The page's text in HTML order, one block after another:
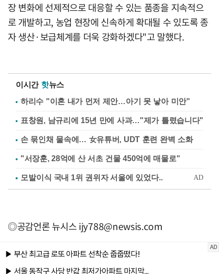
장 변화에 선제적으로 대응할 수 있는 품종을 지속적으
로 개발하고, 농업 현장에 신속하게 확대될 수 있도록 종
자 생산·보급체계를 더욱 강화하겠다"고 말했다.
이시간 핫뉴스
하리수 "이혼 내가 먼저 제안…아기 못 낳아 미안"
표창원, 남규리에 15년 만에 사과…"제가 틀렸습니다"
손 묶인채 물속에… 女유튜버, UDT 훈련 완벽 소화
"서장훈, 28억에 산 서초 건물 450억에 매물로"
◎공감언론 뉴시스ijy788@newsis.com